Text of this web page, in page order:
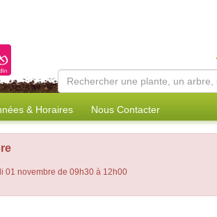
& Horaires Nous Contacter
01 novembre de 09h30 à 12h00